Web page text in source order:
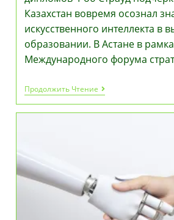
Казахстан вовремя осознал
искусственного интеллекта в
образовании. В Астане в
Международного форума
Продолжить ЧтениеГлава
Британского
QAA:
Дипломов